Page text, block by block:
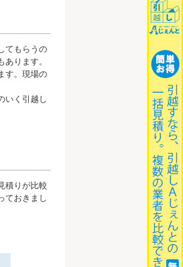
てもらうの
ります。
す。現場の
いく引越し
積りが比較
ておきまし